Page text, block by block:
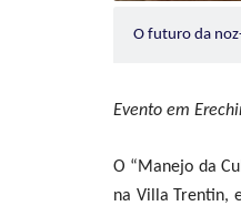
O futuro da
Evento em
O “Manejo da
na Villa Trentin,